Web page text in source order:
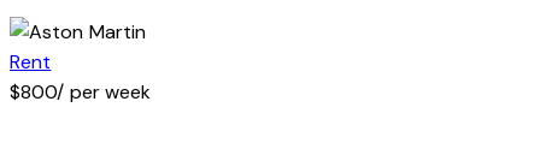
Rent
$800/ per week